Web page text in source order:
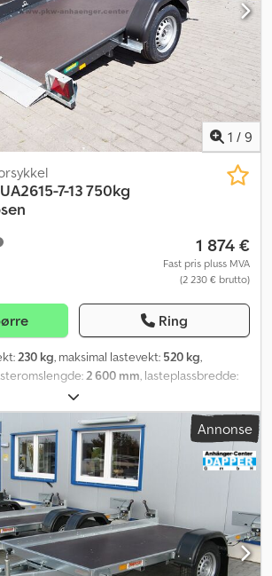
1 / 9
7-13 750kg
1 874 €
Fast pris pluss MVA
(2 230 € brutto)
Ring
230 kg, maksimal lastevekt: 520 kg,
2 600 mm, lasteplassbredde:
150 mm
Annonse